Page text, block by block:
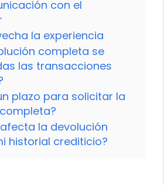
con el
la experiencia
completa se
las transacciones
plazo para solicitar la
la devolución
historial crediticio?